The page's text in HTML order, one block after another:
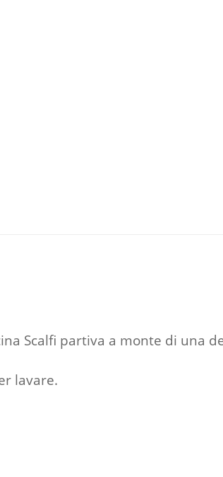
Scalfi partiva a monte di una
lavare.